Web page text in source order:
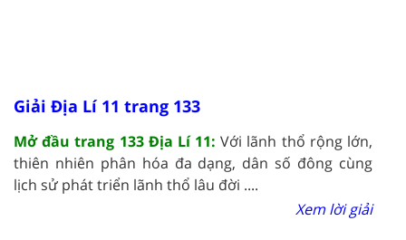
Giải Địa Lí 11 trang 133
Mở đầu trang 133 Địa Lí 11:Với lãnh thổ rộng lớn,
thiên nhiên phân hóa đa dạng, dân số đông cùng
lịch sử phát triển lãnh thổ lâu đời ....
Xem lời giải